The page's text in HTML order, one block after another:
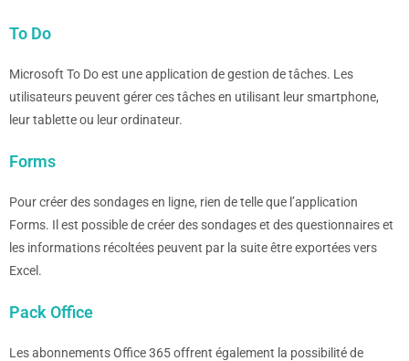
To Do
Microsoft To Do est une application de gestion de tâches. Les
utilisateurs peuvent gérer ces tâches en utilisant leur smartphone,
leur tablette ou leur ordinateur.
Forms
Pour créer des sondages en ligne, rien de telle que l’application
Forms. Il est possible de créer des sondages et des questionnaires et
les informations récoltées peuvent par la suite être exportées vers
Excel.
Pack Office
Les abonnements Office 365 offrent également la possibilité de